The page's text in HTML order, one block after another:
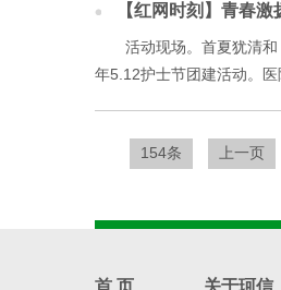
【红网时刻】青春
活动现场。首夏犹清
年5.12护士节团建活动。
154条 上一页
首 页 关于珂信